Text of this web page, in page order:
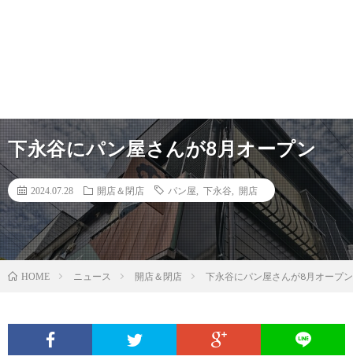
下永谷にパン屋さんが8月オープン
2024.07.28 開店＆閉店 パン屋 下永谷 開店
HOME ニュース 開店＆閉店 下永谷にパン屋さんが8月オープン